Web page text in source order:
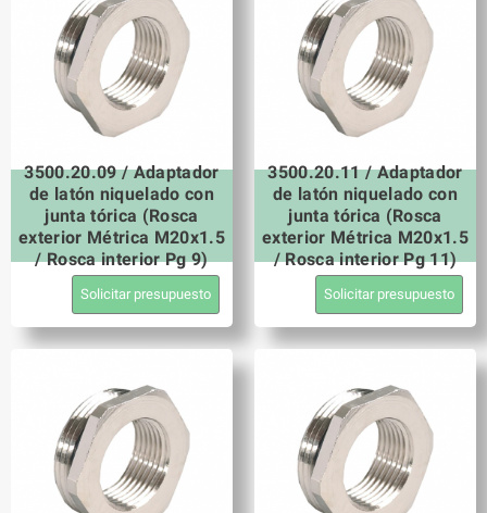
3500.20.09 / Adaptador
de latón niquelado con
junta tórica (Rosca
exterior Métrica M20x1.5
/ Rosca interior Pg 9)
Solicitar presupuesto
3500.20.11 / Adaptador
de latón niquelado con
junta tórica (Rosca
exterior Métrica M20x1.5
/ Rosca interior Pg 11)
Solicitar presupuesto